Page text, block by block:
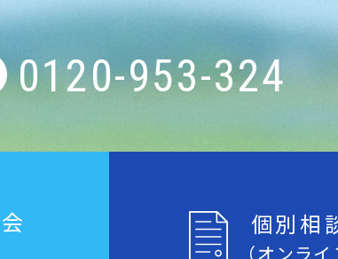
0120-953-324
個別相
（オンラ